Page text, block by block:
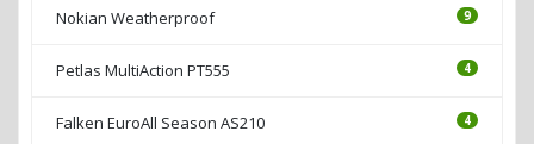
Nokian Weatherproof 9
Petlas MultiAction PT555 4
Falken EuroAll Season AS210 4